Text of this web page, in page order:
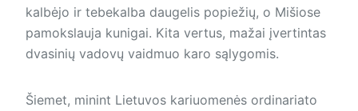
kalbėjo ir tebekalba daugelis popiežių, o Mišiose
pamokslauja kunigai. Kita vertus, mažai įvertintas
dvasinių vadovų vaidmuo karo sąlygomis.
Šiemet, minint Lietuvos kariuomenės ordinariato